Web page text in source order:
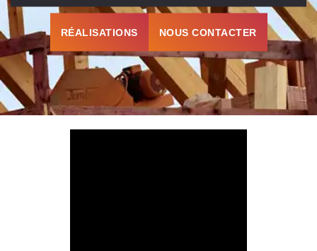
RÉALISATIONS NOUS CONTACTER